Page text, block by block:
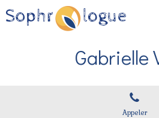
Gabrielle
Appeler